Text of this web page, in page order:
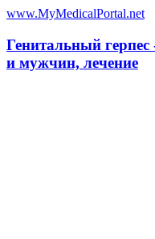
www.MyMedicalPortal.net
Генитальный
и мужчин, лечение